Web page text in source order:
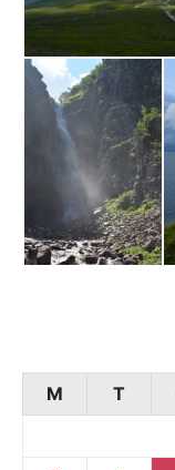
M
T